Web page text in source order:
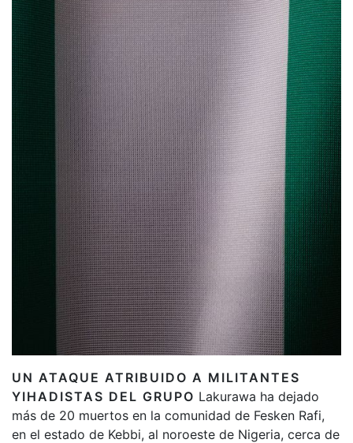
UN ATAQUE ATRIBUIDO A MILITANTES
YIHADISTAS DEL GRUPO Lakurawa ha dejado
más de 20 muertos en la comunidad de Fesken Rafi,
en el estado de Kebbi, al noroeste de Nigeria, cerca de